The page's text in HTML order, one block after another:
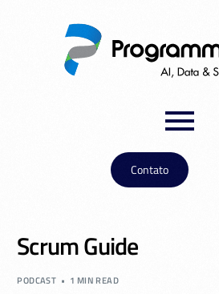
Contato
Scrum Guide
PODCAST 1 MIN READ